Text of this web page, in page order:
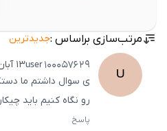
مرتب‌سازی براساس :جدیدترین
U
user100057629
۱۳ آبان ۱۴۰۴
ی سوال داشتم ما
رو نگاه کنیم باید
پاسخ